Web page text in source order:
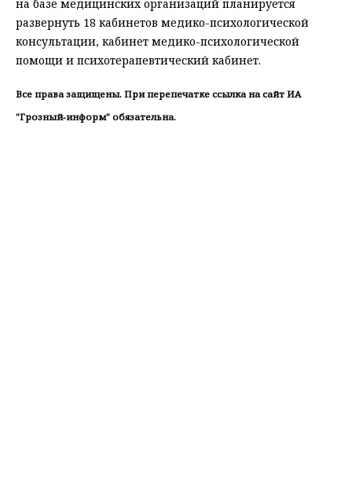
на базе медицинских организаций планируется
развернуть 18 кабинетов медико-психологической
консультации, кабинет медико-психологической
помощи и психотерапевтический кабинет.
Все права защищены. При перепечатке ссылка на сайт ИА
"Грозный-информ" обязательна.